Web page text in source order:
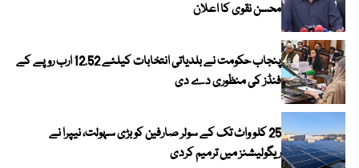
محسن نقوی کا اعلان
پنجاب حکومت نے بلدیاتی انتخابات کیلئے 12.52 ارب روپے کے
فنڈز کی منظوری دے دی
25 کلو واٹ تک کے سولر صارفین کو بڑی سہولت، نیپرا نے
ریگولیشنز میں ترمیم کردی